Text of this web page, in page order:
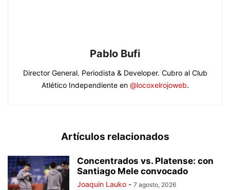
Pablo Bufi
Director General. Periodista & Developer. Cubro al Club
Atlético Independiente en @locoxelrojoweb.
Artículos relacionados
Concentrados vs. Platense: con
Santiago Mele convocado
Joaquin Lauko - 7 agosto, 2026